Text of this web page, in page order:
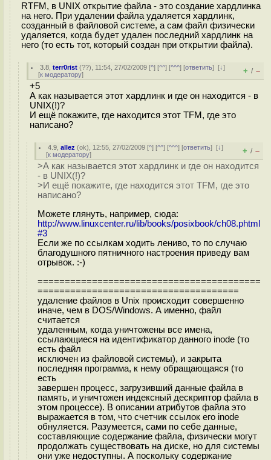
RTFM, в UNIX открытие файла - это создание хардлинка
на него. При удалении файла удаляется хардлинк,
созданный в файловой системе, а сам файл физически
удаляется, когда будет удален последний хардлинк на
него (то есть тот, который создан при открытии файла).
3.8 ,terr0rist (??), 11:54, 27/02/2009 [^] [^^] [^^^] [ответить][↓]
[к модератору] + / –
+5
А как называется этот хардлинк и где он находится - в
UNIX(!)?
И ещё покажите, где находится этот TFM, где это
написано?
4.9 ,allez (ok), 12:55, 27/02/2009 [^] [^^] [^^^] [ответить][↓]
[к модератору] + / –
>А как называется этот хардлинк и где он находится
- в UNIX(!)?
>И ещё покажите, где находится этот TFM, где это
написано?
Можете глянуть, например, сюда:
http://www.linuxcenter.ru/lib/books/posixbook/ch08.phtml
#3
Если же по ссылкам ходить лениво, то по случаю
благодушного пятничного настроения приведу вам
отрывок. :-)
=========================================
=====================================
удаление файлов в Unix происходит совершенно
иначе, чем в DOS/Windows. А именно, файл
считается
удаленным, когда уничтожены все имена,
ссылающиеся на идентификатор данного inode (то
есть файл
исключен из файловой системы), и закрыта
последняя программа, к нему обращающаяся (то
есть
завершен процесс, загрузивший данные файла в
память, и уничтожен индексный дескриптор файла в
этом процессе). В описании атрибутов файла это
выражается в том, что счетчик ссылок его inode
обнуляется. Разумеется, сами по себе данные,
составляющие содержание файла, физически могут
продолжать существовать на диске, но для системы
они уже недоступны. А поскольку содержание